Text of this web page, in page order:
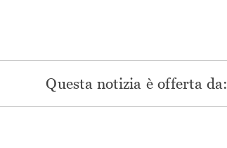
Questa notizia è offerta da: